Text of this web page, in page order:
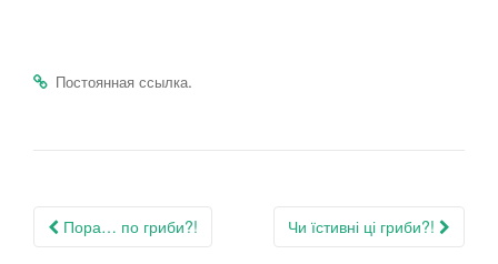
Постоянная ссылка.
Навигация
Пора… по гриби?! Чи їстивні ці гриби?!